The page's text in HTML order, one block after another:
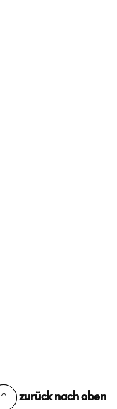
zurück nach oben
zurück nach oben